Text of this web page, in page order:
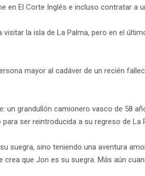
en El Corte Inglés e incluso contratar a
la isla de La Palma, pero en el
mayor al cadáver de un recién
un grandullón camionero vasco de 58
ser reintroducida a su regreso de La
suegra, sino teniendo una aventura
crea que Jon es su suegra. Más aún